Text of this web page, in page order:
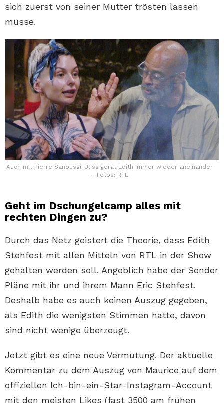
sich zuerst von seiner Mutter trösten lassen
müsse.
Auch mit Pierre Sanoussi-Bliss gerät Edith immer wieder aneinander
– Fotos: RTL
Geht im Dschungelcamp alles mit
rechten Dingen zu?
Durch das Netz geistert die Theorie, dass Edith
Stehfest mit allen Mitteln von RTL in der Show
gehalten werden soll. Angeblich habe der Sender
Pläne mit ihr und ihrem Mann Eric Stehfest.
Deshalb habe es auch keinen Auszug gegeben,
als Edith die wenigsten Stimmen hatte, davon
sind nicht wenige überzeugt.
Jetzt gibt es eine neue Vermutung. Der aktuelle
Kommentar zu dem Auszug von Maurice auf dem
offiziellen Ich-bin-ein-Star-Instagram-Account
mit den meisten Likes (fast 3500 am frühen